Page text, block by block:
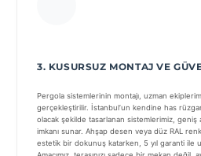
3. KUSURSUZ MONTAJ VE
Pergola sistemlerinin montajı, uzman
gerçekleştirilir. İstanbul’un kendine has rüzgar
olacak şekilde tasarlanan sistemlerimiz, geniş
imkanı sunar. Ahşap desen veya düz RAL
estetik bir dokunuş katarken, 5 yıl garanti ile